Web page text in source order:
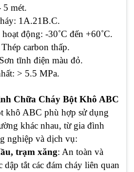
5 mét.
: 1A.21B.C.
động: -30˚C đến +60˚C.
Thép carbon thấp.
tĩnh điện màu đỏ.
: > 5.5 MPa.
Chữa Cháy Bột Khô ABC
khô ABC phù hợp sử dụng
khác nhau, từ gia đình
nghiệp và dịch vụ:
trạm xăng: An toàn và
tắt các đám cháy liên quan